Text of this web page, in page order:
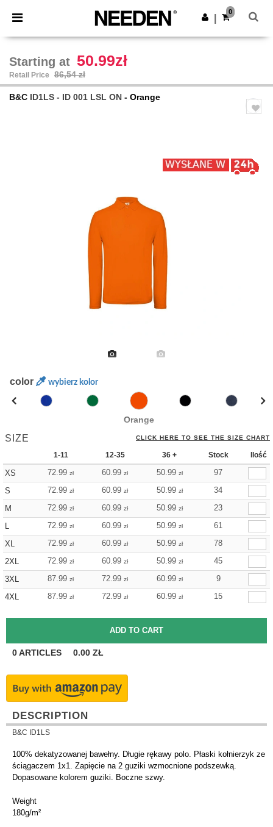
× Aplikacja Needen
Lepsze ceny w aplikacji!
Pobierz app
0
Starting at 50.99zł
Retail Price 86,54 zł
B&C ID1LS - ID 001 LSL ON - Orange
color wybierz kolor
Orange
SIZE CLICK HERE TO SEE THE SIZE CHART
1-11 12-35 36 + Stock Ilość
XS 72.99 zł 60.99 zł 50.99 zł
97
S
72.99 zł 60.99 zł 50.99 zł
34
M
72.99 zł 60.99 zł 50.99 zł
23
L
72.99 zł 60.99 zł 50.99 zł
61
XL
72.99 zł 60.99 zł 50.99 zł
78
2XL
72.99 zł 60.99 zł 50.99 zł
45
3XL
87.99 zł 72.99 zł 60.99 zł
9
4XL
87.99 zł 72.99 zł 60.99 zł 15
0ARTICLES 0.00 ZŁ
DESCRIPTION
B&C ID1LS
100% dekatyzowanej bawełny. Długie rękawy polo. Płaski kołnierzyk ze
ściągaczem 1x1. Zapięcie na 2 guziki wzmocnione podszewką.
Dopasowane kolorem guziki. Boczne szwy.
Weight
180g/m²